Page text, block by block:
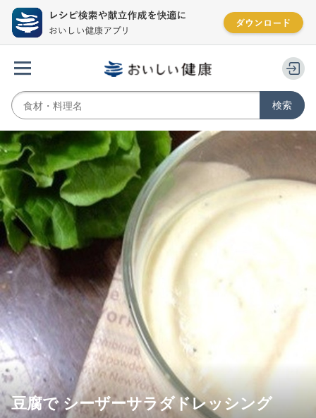
豆腐で シーザーサラダドレッシング